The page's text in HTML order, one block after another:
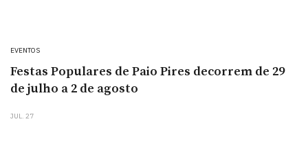
EVENTOS
Festas Populares de Paio Pires decorrem de 29
de julho a 2 de agosto
JUL. 27